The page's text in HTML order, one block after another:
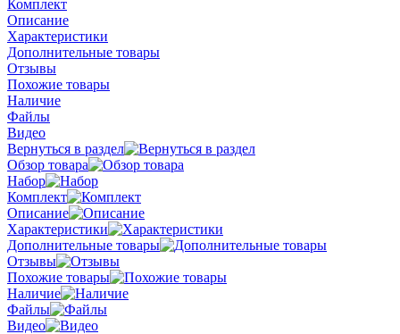
Комплект
Описание
Характеристики
Дополнительные товары
Отзывы
Похожие товары
Наличие
Файлы
Видео
Вернуться в раздел
Обзор товара
Набор
Комплект
Описание
Характеристики
Дополнительные товары
Отзывы
Похожие товары
Наличие
Файлы
Видео